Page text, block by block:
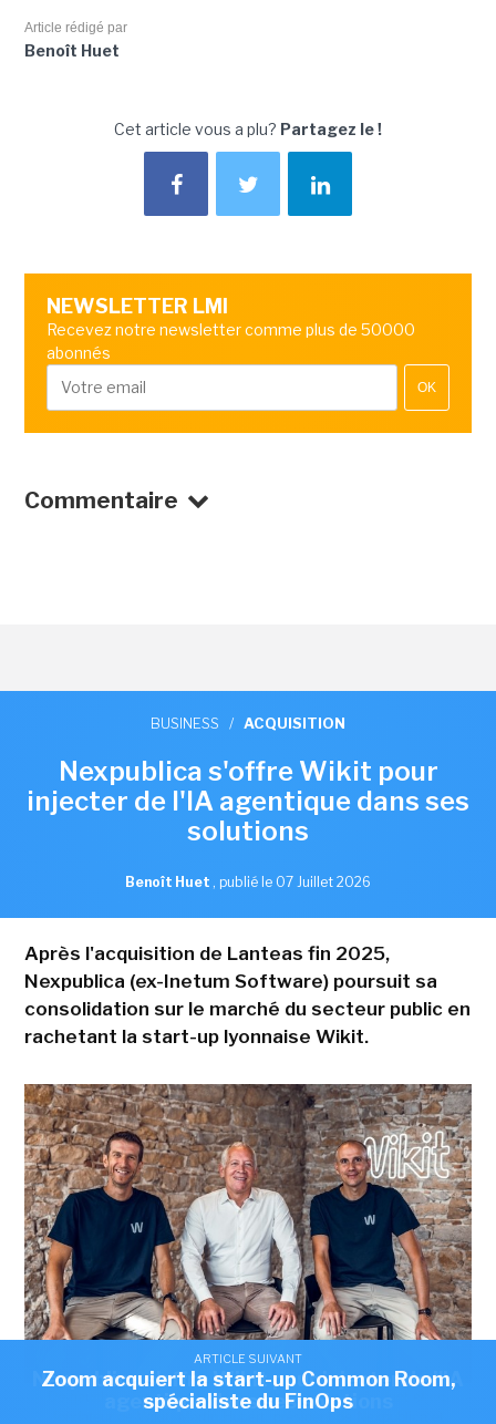
ARTICLE SUIVANT
Le groupe EFIS passe dans le giron d'Audensiel
Article rédigé par
Benoît Huet
Cet article vous a plu? Partagez le !
NEWSLETTER LMI
Recevez notre newsletter comme plus de 50000
abonnés
OK
Commentaire
ARTICLE SUIVANT
Nexpublica s'offre Wikit pour injecter de l'IA
agentique dans ses solutions
BUSINESS / ACQUISITION
Nexpublica s'offre Wikit pour
injecter de l'IA agentique dans ses
solutions
Benoît Huet , publié le 07 Juillet 2026
Après l'acquisition de Lanteas fin 2025,
Nexpublica (ex-Inetum Software) poursuit sa
consolidation sur le marché du secteur public en
rachetant la start-up lyonnaise Wikit.
De gauche à droite sur la photo : Alban Costa, Président et co-
fondateur de Wikit, Martin Hubert, président de Nexpublica et
ARTICLE SUIVANT
Zoom acquiert la start-up Common Room,
spécialiste du FinOps